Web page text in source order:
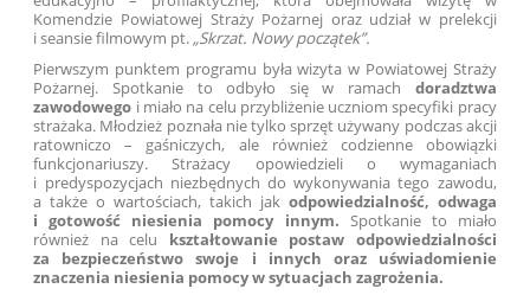
Komendzie Powiatowej Straży Pożarnej oraz udział w prelekcji
i seansie filmowym pt.„Skrzat. Nowy początek”.
Pierwszym punktem programu była wizyta w Powiatowej Straży
Pożarnej. Spotkanie to odbyło się w ramach doradztwa
zawodowego i miało na celu przybliżenie uczniom specyfiki pracy
strażaka. Młodzież poznała nie tylko sprzęt używany podczas akcji
ratowniczo – gaśniczych, ale również codzienne obowiązki
funkcjonariuszy. Strażacy opowiedzieli o wymaganiach
i predyspozycjach niezbędnych do wykonywania tego zawodu,
a także o wartościach, takich jak odpowiedzialność, odwaga
i gotowość niesienia pomocy innym. Spotkanie to miało
również na celu
kształtowanie postaw odpowiedzialności
za bezpieczeństwo swoje i innych oraz uświadomienie
znaczenia niesienia pomocy w sytuacjach zagrożenia.